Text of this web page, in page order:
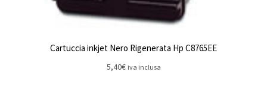
Cartuccia inkjet Nero Rigenerata Hp C8765EE
5,40€ iva inclusa